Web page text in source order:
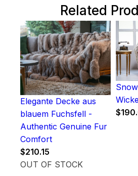
Related
Elegante Decke aus
blauem Fuchsfell -
Authentic Genuine Fur
Comfort
$210.15
OUT OF STOCK
$